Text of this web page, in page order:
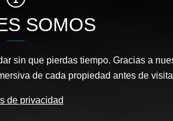
SOMOS
sin que pierdas tiempo. Gracias a
de cada propiedad antes de
de privacidad